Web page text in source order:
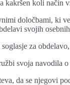
kakršen koli način
določbami, ki
svojih
za
svoja navodila
da se njegovi